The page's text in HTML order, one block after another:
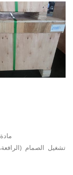
تشغيل الصمام